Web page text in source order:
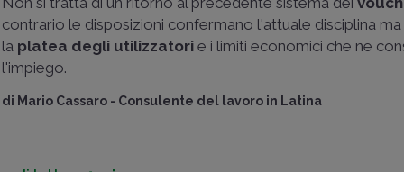
contrario le disposizioni confermano l'attuale disciplina
la platea degli utilizzatorie i limiti economici che ne
l'impiego.
di Mario Cassaro - Consulente del lavoro in Latina